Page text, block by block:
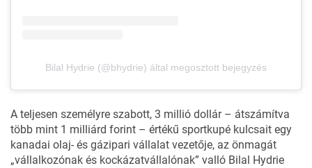
Bilal Hydrie (@bhydrie) által megosztott bejegyzés
A teljesen személyre szabott, 3 millió dollár – átszámítva
több mint 1 milliárd forint – értékű sportkupé kulcsait egy
kanadai olaj- és gázipari vállalat vezetője, az önmagát
„vállalkozónak és kockázatvállalónak” valló Bilal Hydrie